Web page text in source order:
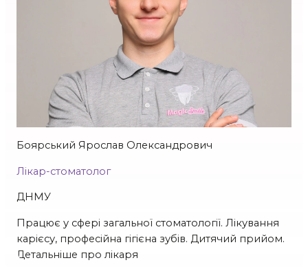
Боярський Ярослав Олександрович
Лікар-стоматолог
ДНМУ
Працює у сфері загальної стоматології. Лікування
карієсу, професійна гігієна зубів. Дитячий прийом.
Детальніше про лікаря